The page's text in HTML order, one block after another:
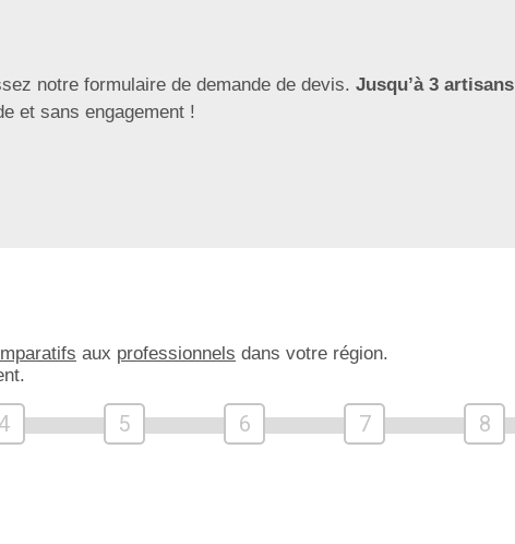
notre formulaire de demande de devis. Jusqu’à 3 artisans
et sans engagement !
aux professionnels dans votre région.
5 6 7 8